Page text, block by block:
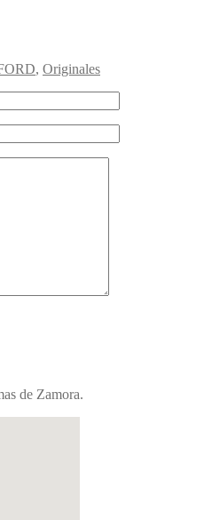
, Originales
de Zamora.